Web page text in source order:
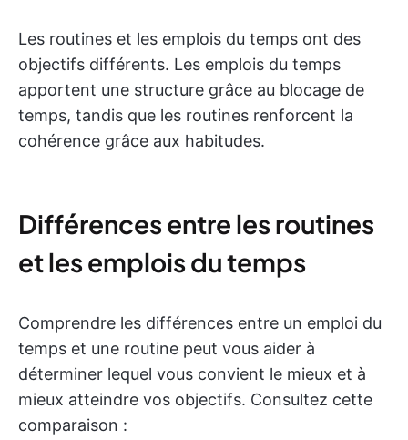
Les routines et les emplois du temps ont des
objectifs différents. Les emplois du temps
apportent une structure grâce au blocage de
temps, tandis que les routines renforcent la
cohérence grâce aux habitudes.
Différences entre les routines
et les emplois du temps
Comprendre les différences entre un emploi du
temps et une routine peut vous aider à
déterminer lequel vous convient le mieux et à
mieux atteindre vos objectifs. Consultez cette
comparaison :